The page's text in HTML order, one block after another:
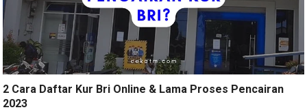
2 Cara Daftar Kur Bri Online & Lama Proses Pencairan
2023